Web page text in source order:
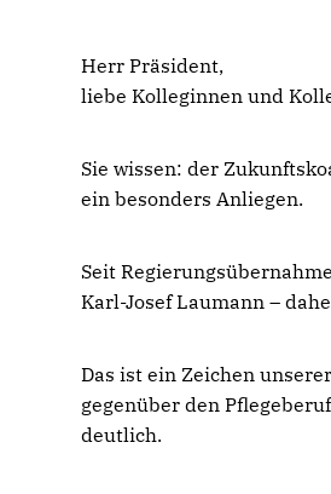
Herr Präsident,
liebe Kolleginnen und
Sie wissen: der
ein besonders Anliegen.
Seit
Karl-Josef Laumann –
Das ist ein Zeichen
gegenüber den
deutlich.